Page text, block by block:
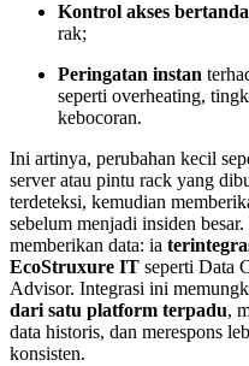
Kontrol akses bertanda
rak;
Peringatan instan
seperti overheating,
kebocoran.
Ini artinya, perubahan kecil
server atau pintu rack yang
terdeteksi, kemudian
sebelum menjadi insiden
memberikan data: ia
EcoStruxure IT seperti Data
Advisor. Integrasi ini
dari satu platform terpadu,
data historis, dan merespons
konsisten.